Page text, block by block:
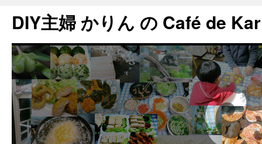
DIY主婦 かりん の Café de